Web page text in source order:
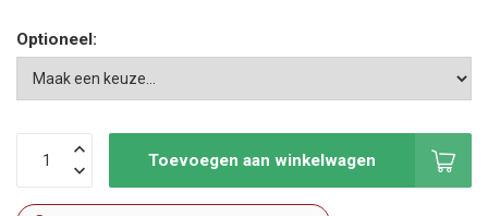
Optioneel:
Toevoegen aan winkelwagen